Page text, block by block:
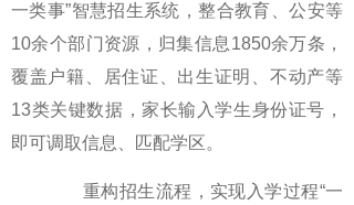
一类事”智慧招生系统，整合教育、公安等
10余个部门资源，归集信息1850余万条，
覆盖户籍、居住证、出生证明、不动产等
13类关键数据，家长输入学生身份证号，
即可调取信息、匹配学区。
重构招生流程，实现入学过程“一